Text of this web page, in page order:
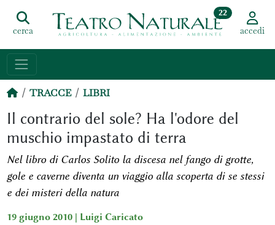
cerca
22
accedi
TRACCE LIBRI
Il contrario del sole? Ha l'odore del
muschio impastato di terra
Nel libro di Carlos Solito la discesa nel fango di grotte,
gole e caverne diventa un viaggio alla scoperta di se stessi
e dei misteri della natura
19 giugno 2010 | Luigi Caricato